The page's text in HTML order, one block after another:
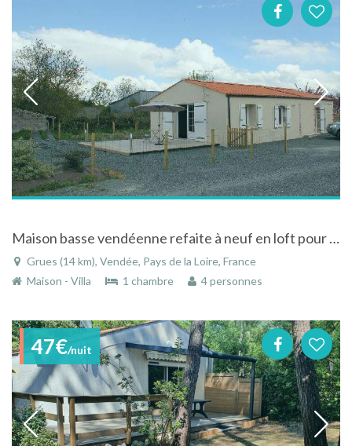
Maison basse vendéenne refaite à neuf en loft pour 4 pers animaux acceptés à Grues
Grues (14 km), Vendée, Pays de la Loire, France
Maison - Villa
1 chambre 4 personnes
47€/nuit